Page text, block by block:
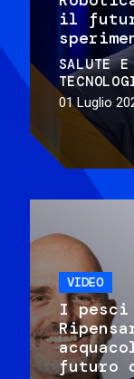
il
SALUTE E
01 Luglio
VIDEO
I pesci
futuro